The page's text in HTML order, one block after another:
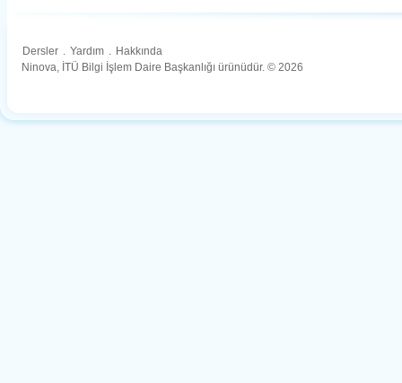
Dersler . Yardım . Hakkında
Ninova, İTÜ Bilgi İşlem Daire Başkanlığı ürünüdür. © 2026